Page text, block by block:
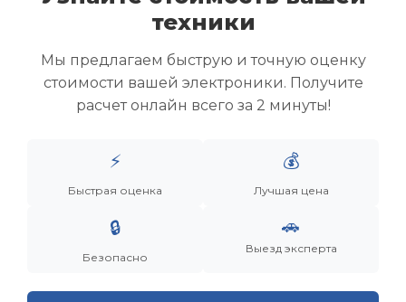
Скупка ноутбуков
Скупка ультрабуков
Скупка игровых ноутбуков
Скупка рабочих ноутбуков
Скупка старых ноутбуков (б/у)
Заказать Смотреть еще
техники
Мы предлагаем быструю и точную оценку
стоимости вашей электроники. Получите
расчет онлайн всего за 2 минуты!
⚡
Быстрая оценка
💰
Лучшая цена
🔒
Безопасно
🚗
Выезд эксперта